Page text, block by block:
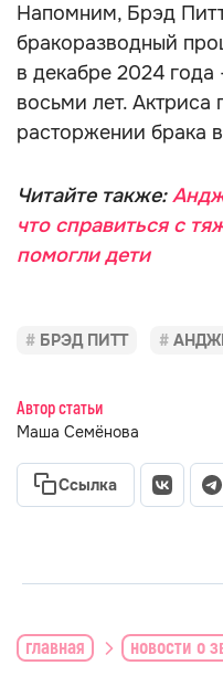
Напомним, Брэд
бракоразводный
в декабре 2024
восьми лет. Актриса
расторжении брака
Читайте также:
что справиться с
помогли дети
БРЭД ПИТТ
Автор статьи
Маша Семёнова
Ссылка
главная новости о